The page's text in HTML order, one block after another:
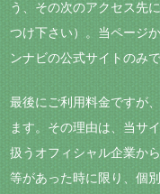
う、その次のアクセス先
つけ下さい）。当ページ
ンナビの公式サイトのみで
最後にご利用料金ですが
ます。その理由は、当サ
扱うオフィシャル企業か
等があった時に限り、個